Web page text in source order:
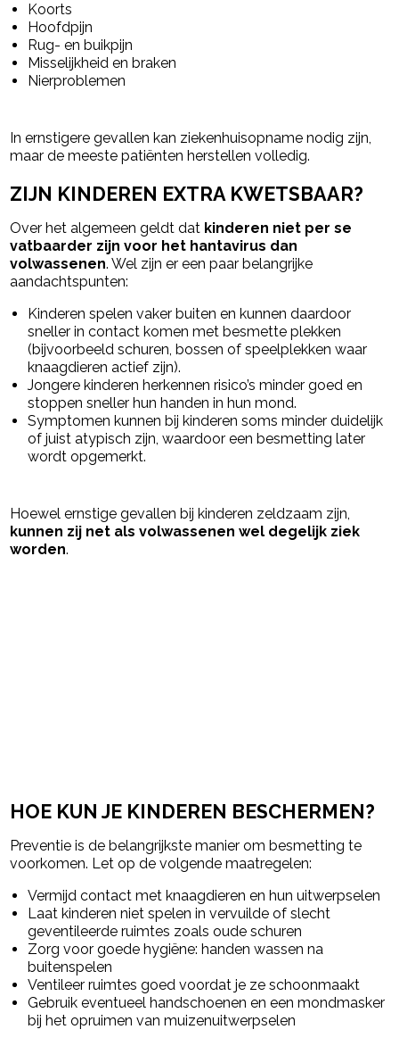
Koorts
Hoofdpijn
Rug- en buikpijn
Misselijkheid en braken
Nierproblemen
In ernstigere gevallen kan ziekenhuisopname nodig zijn,
maar de meeste patiënten herstellen volledig.
ZIJN KINDEREN EXTRA KWETSBAAR?
Over het algemeen geldt dat kinderen niet per se
vatbaarder zijn voor het hantavirus dan
volwassenen. Wel zijn er een paar belangrijke
aandachtspunten:
Kinderen spelen vaker buiten en kunnen daardoor
sneller in contact komen met besmette plekken
(bijvoorbeeld schuren, bossen of speelplekken waar
knaagdieren actief zijn).
Jongere kinderen herkennen risico’s minder goed en
stoppen sneller hun handen in hun mond.
Symptomen kunnen bij kinderen soms minder duidelijk
of juist atypisch zijn, waardoor een besmetting later
wordt opgemerkt.
Hoewel ernstige gevallen bij kinderen zeldzaam zijn,
kunnen zij net als volwassenen wel degelijk ziek
worden.
HOE KUN JE KINDEREN BESCHERMEN?
Preventie is de belangrijkste manier om besmetting te
voorkomen. Let op de volgende maatregelen:
Vermijd contact met knaagdieren en hun uitwerpselen
Laat kinderen niet spelen in vervuilde of slecht
geventileerde ruimtes zoals oude schuren
Zorg voor goede hygiëne: handen wassen na
buitenspelen
Ventileer ruimtes goed voordat je ze schoonmaakt
Gebruik eventueel handschoenen en een mondmasker
bij het opruimen van muizenuitwerpselen